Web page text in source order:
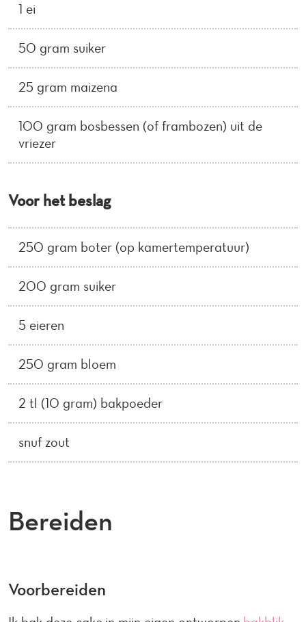
1 ei
50 gram suiker
25 gram maizena
100 gram bosbessen (of frambozen) uit de
vriezer
Voor het beslag
250 gram boter (op kamertemperatuur)
200 gram suiker
5 eieren
250 gram bloem
2 tl (10 gram) bakpoeder
snuf zout
Bereiden
Voorbereiden